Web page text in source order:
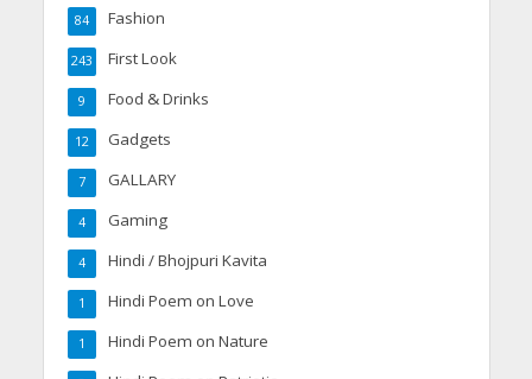
Fashion
84
First Look
243
Food & Drinks
9
Gadgets
12
GALLARY
7
Gaming
4
Hindi / Bhojpuri Kavita
4
Hindi Poem on Love
1
Hindi Poem on Nature
1